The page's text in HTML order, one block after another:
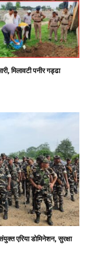
मिलावटी पनीर गड्ढा
एरिया डोमिनेशन, सुरक्षा